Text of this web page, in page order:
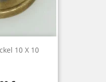
10 X 10